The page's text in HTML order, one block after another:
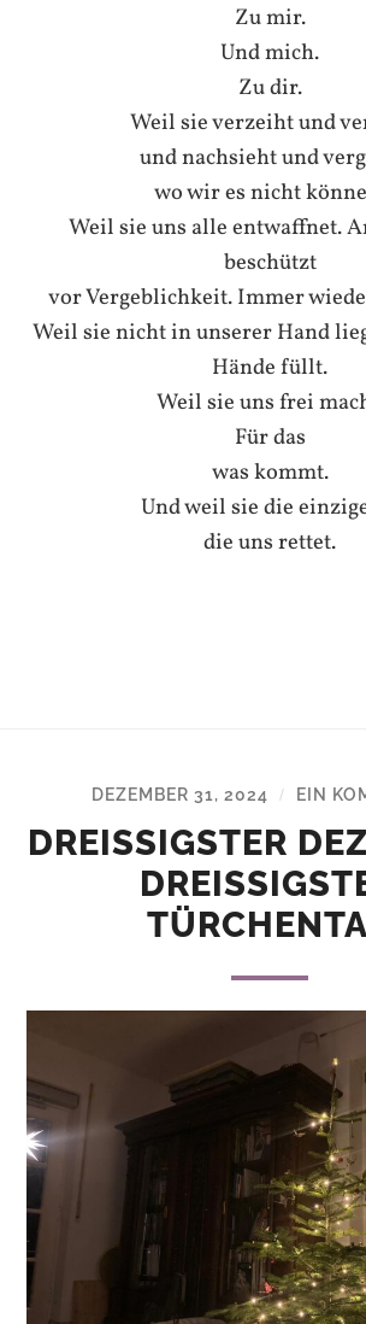
Zu mir.
Und mich.
Zu dir.
Weil sie verzeiht und
und nachsieht und
wo wir es nicht
Weil sie uns alle entwaffnet.
beschützt
vor Vergeblichkeit. Immer
Weil sie nicht in unserer Hand
Hände füllt.
Weil sie uns frei
Für das
was kommt.
Und weil sie die
die uns rettet.
DEZEMBER 31, 2024 / EIN
DREISSIGSTER
ÜRCHENTAG